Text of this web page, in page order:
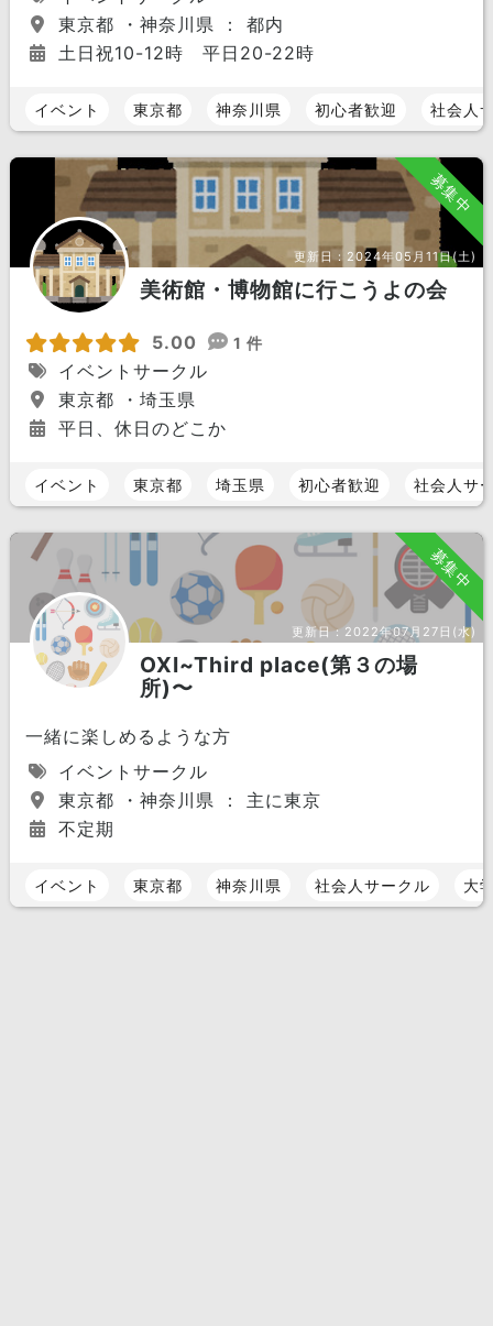
東京都 ・神奈川県 ： 都内
土日祝10-12時 平日20-22時
イベント 東京都 神奈川県 初心者歓迎 社会人
募集中
更新日： 2024年05月11日(土)
美術館・博物館に行こうよの会
5.00 1 件
イベントサークル
東京都 ・埼玉県
平日、休日のどこか
イベント 東京都 埼玉県 初心者歓迎 社会人サ
募集中
更新日： 2022年07月27日(水)
OXI~Third place(第３の場
所)〜
一緒に楽しめるような方
イベントサークル
東京都 ・神奈川県 ： 主に東京
不定期
イベント 東京都 神奈川県 社会人サークル 大